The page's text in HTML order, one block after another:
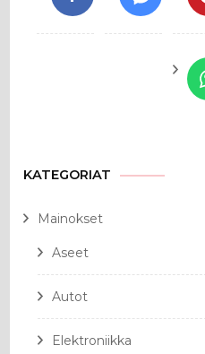
KATEGORIAT
Mainokset
Aseet
Autot
Elektroniikka